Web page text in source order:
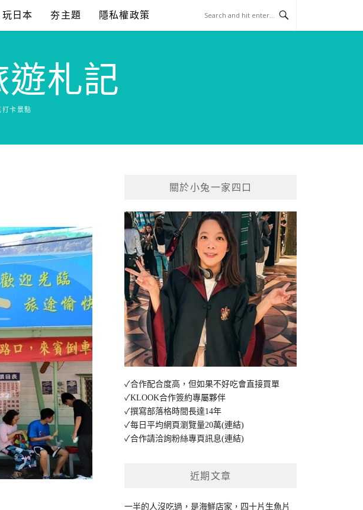
玩日本 夯主題 隱私權政策
札記
卡景點
關於小兔一家四口
✓合作配合度高，但如果不好吃會直接買單
✓KLOOK合作簽約專屬夥伴
✓撰寫部落格時間長達14年
✓每日平均網頁瀏覽量20萬(連結)
✓合作請洽詢粉絲專頁訊息(連結)
近期文章
一半的人沒吃過，是海鮮店家，四十片生魚片